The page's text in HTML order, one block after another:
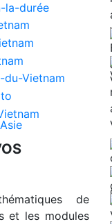
de
et les modules